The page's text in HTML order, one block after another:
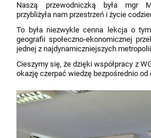
Naszą przewodniczką była mgr
przybliżyła nam przestrzeń i życie
To była niezwykle cenna lekcja o
geografii społeczno-ekonomicznej
jednej z najdynamiczniejszych
Cieszymy się, że dzięki współpracy z
okazję czerpać wiedzę bezpośrednio